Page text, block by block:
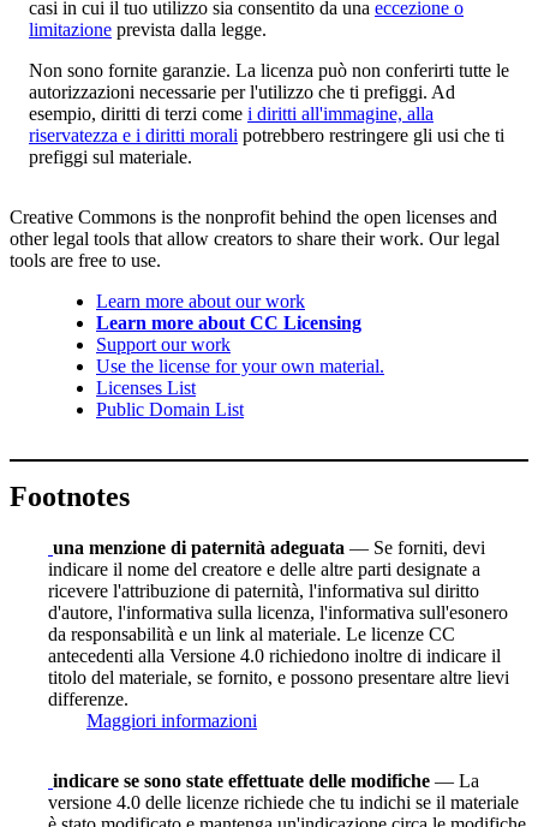
casi in cui il tuo utilizzo sia consentito da una eccezione o
limitazione prevista dalla legge.
Non sono fornite garanzie. La licenza può non conferirti tutte le
autorizzazioni necessarie per l'utilizzo che ti prefiggi. Ad
esempio, diritti di terzi come i diritti all'immagine, alla
riservatezza e i diritti morali potrebbero restringere gli usi che ti
prefiggi sul materiale.
Creative Commons is the nonprofit behind the open licenses and
other legal tools that allow creators to share their work. Our legal
tools are free to use.
Learn more about our work
Learn more about CC Licensing
Support our work
Use the license for your own material.
Licenses List
Public Domain List
Footnotes
una menzione di paternità adeguata — Se forniti, devi
indicare il nome del creatore e delle altre parti designate a
ricevere l'attribuzione di paternità, l'informativa sul diritto
d'autore, l'informativa sulla licenza, l'informativa sull'esonero
da responsabilità e un link al materiale. Le licenze CC
antecedenti alla Versione 4.0 richiedono inoltre di indicare il
titolo del materiale, se fornito, e possono presentare altre lievi
differenze.
Maggiori informazioni
indicare se sono state effettuate delle modifiche — La
versione 4.0 delle licenze richiede che tu indichi se il materiale